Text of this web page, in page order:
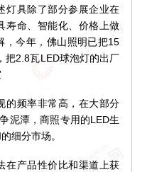
灯具除了部分参展企业在
寿命、智能化、价格上做
，今年，佛山照明已把15
把2.8瓦LED球泡灯的出厂
频率非常高，在大部分
泥潭，商照专用的LED生
细分市场。
产品性价比和渠道上获